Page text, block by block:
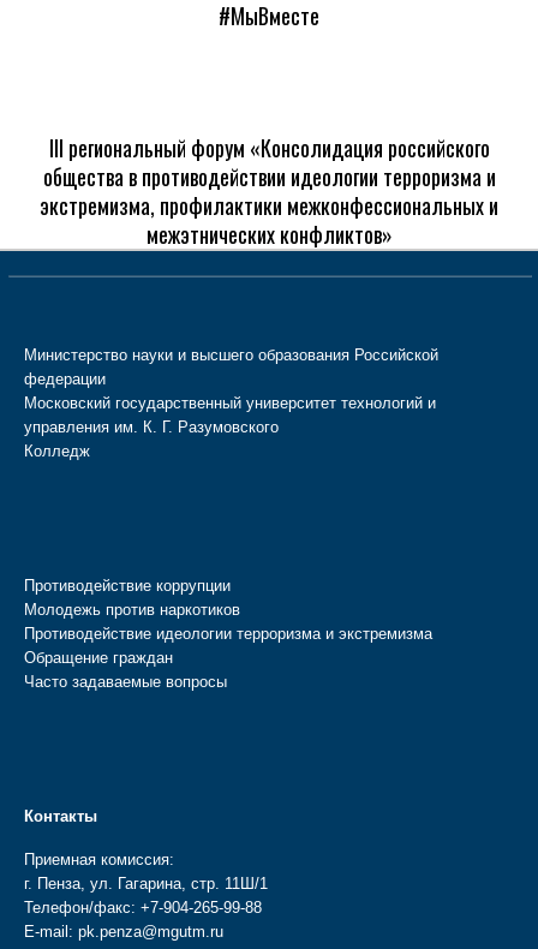
#МыВместе
III региональный форум «Консолидация российского
общества в противодействии идеологии терроризма и
экстремизма, профилактики межконфессиональных и
межэтнических конфликтов»
Министерство науки и высшего образования Российской
федерации
Московский государственный университет технологий и
управления им. К. Г. Разумовского
Колледж
Противодействие коррупции
Молодежь против наркотиков
Противодействие идеологии терроризма и экстремизма
Обращение граждан
Часто задаваемые вопросы
Контакты
Приемная комиссия:
г. Пенза, ул. Гагарина, стр. 11Ш/1
Телефон/факс: +7-904-265-99-88
E-mail: pk.penza@mgutm.ru